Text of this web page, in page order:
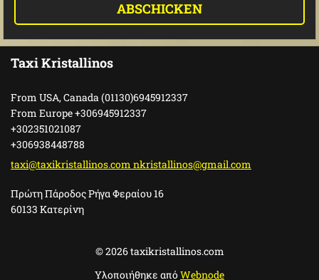
Taxi Kristallinos
From USA, Canada (01130)6945912337
From Europe +306945912337
+302351021087
+306938448788
taxi@taxikristallinos.com nkristallinos@gmail.com
Πρώτη Πάροδος Ρήγα Φεραίου 16
60133 Κατερίνη
© 2026 taxikristallinos.com
Υλοποιήθηκε απόWebnode